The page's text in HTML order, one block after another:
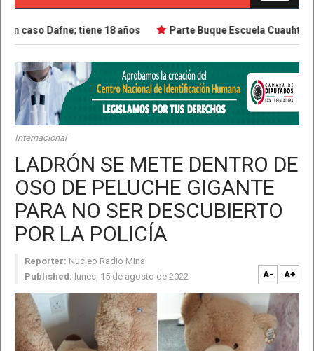
caso Dafne; tiene 18 años Parte Buque Escuela
Internacional
LADRÓN SE METE DENTRO DE
OSO DE PELUCHE GIGANTE
PARA NO SER DESCUBIERTO
POR LA POLICÍA
Reporter: Nucleo Radio Mina
Published: lunes, 15 de agosto de 2022 A- A+